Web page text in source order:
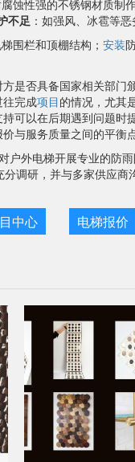
蚀性强的不锈钢材质制
不足 ：如强风、冰雹等
围栏和顶棚结构； 安装
方是否具备国家相关部门
往完成项目的情况，尤其
持可以在后期遇到问题时
价与服务质量之间的平衡
户外电梯开展专业的防
调研，并与多家供应
中心 电梯报价